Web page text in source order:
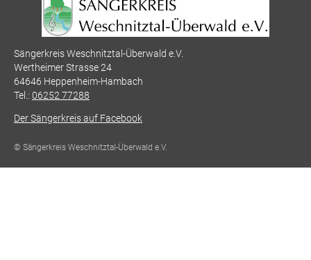
Sängerkreis Weschnitztal-Überwald e.V.
Wertheimer Strasse 24
64646 Heppenheim-Hambach
Tel.: 06252 77288
Der Sängerkreis auf Facebook
© Sängerkreis Weschnitztal-Überwald e.V.